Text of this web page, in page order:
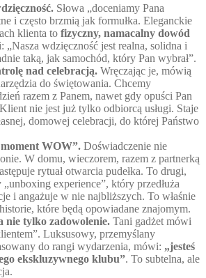
Słowa „doceniamy Pana
i często brzmią jak formułka. Eleganckie
klienta to fizyczny, namacalny dowód
„Nasza wdzięczność jest realna, solidna i
taką, jak samochód, który Pan wybrał”.
nad celebracją. Wręczając je, mówią
do świętowania. Chcemy
razem z Panem, nawet gdy opuści Pan
nie jest już tylko odbiorcą usługi. Staje
domowej celebracji, do której Państwo
WOW”. Doświadczenie nie
W domu, wieczorem, razem z partnerką
rytuał otwarcia pudełka. To drugi,
experience”, który przedłuża
i angażuje w nie najbliższych. To właśnie
które będą opowiadane znajomym.
nie tylko zadowolenie. Tani gadżet mówi
Luksusowy, przemyślany
do rangi wydarzenia, mówi: „jesteś
ekskluzywnego klubu”. To subtelna, ale